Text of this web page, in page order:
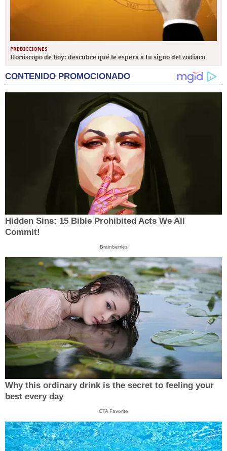
PREDICCIONES
Horóscopo de hoy: descubre qué le espera a tu signo del zodiaco
CONTENIDO PROMOCIONADO
Hidden Sins: 15 Bible Prohibited Acts We All
Commit!
Brainberries
Why this ordinary drink is the secret to feeling your
best every day
CTA Favorite